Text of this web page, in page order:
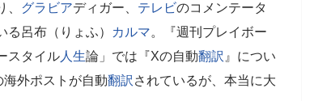
グラビアディガー、 テレビのコメンテータ
呂布（りょふ）
カルマ。『週刊プレイボー
スタイル人生論」では『Xの自動翻訳 』につい
外ポストが自動翻訳 されているが、本当に大